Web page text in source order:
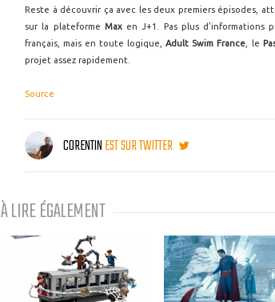
Reste à découvrir ça avec les deux premiers épisodes,
sur la plateforme Maxen J+1. Pas plus d'informations
français, mais en toute logique,Adult Swim France , le
projet assez rapidement.
Source
CORENTINEST SUR TWITTER
À LIRE ÉGALEMENT